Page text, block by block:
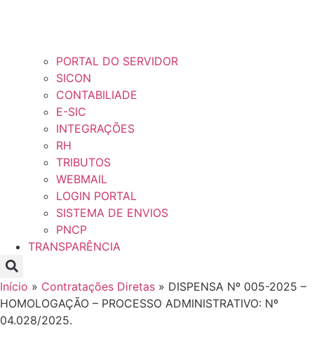
PORTAL DO SERVIDOR
SICON
CONTABILIADE
E-SIC
INTEGRAÇÕES
RH
TRIBUTOS
WEBMAIL
LOGIN PORTAL
SISTEMA DE ENVIOS
PNCP
TRANSPARÊNCIA
Início » Contratações Diretas » DISPENSA Nº 005-2025 –
HOMOLOGAÇÃO – PROCESSO ADMINISTRATIVO: Nº
04.028/2025.